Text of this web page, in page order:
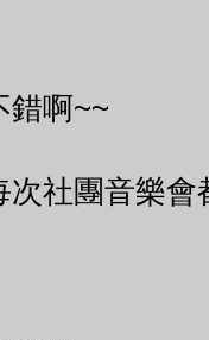
錯啊~~
次社團音樂會